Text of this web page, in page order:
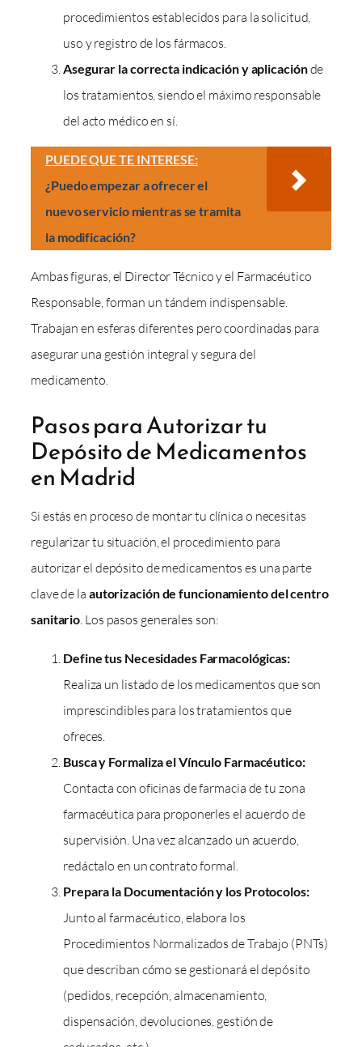
procedimientos establecidos para la solicitud,
uso y registro de los fármacos.
Asegurar la correcta indicación y aplicaciónde
los tratamientos, siendo el máximo responsable
del acto médico en sí.
PUEDE QUE TE INTERESE:
¿Puedo empezar a ofrecer el
nuevo servicio mientras se tramita
la modificación?
Ambas figuras, el Director Técnico y el Farmacéutico
Responsable, forman un tándem indispensable.
Trabajan en esferas diferentes pero coordinadas para
asegurar una gestión integral y segura del
medicamento.
Pasos para Autorizar tu
Depósito de Medicamentos
en Madrid
Si estás en proceso de montar tu clínica o necesitas
regularizar tu situación, el procedimiento para
autorizar el depósito de medicamentos es una parte
clave de la autorización de funcionamiento del centro
sanitario. Los pasos generales son:
Define tus Necesidades Farmacológicas:
Realiza un listado de los medicamentos que son
imprescindibles para los tratamientos que
ofreces.
Busca y Formaliza el Vínculo Farmacéutico:
Contacta con oficinas de farmacia de tu zona
farmacéutica para proponerles el acuerdo de
supervisión. Una vez alcanzado un acuerdo,
redáctalo en un contrato formal.
Prepara la Documentación y los Protocolos:
Junto al farmacéutico, elabora los
Procedimientos Normalizados de Trabajo (PNTs)
que describan cómo se gestionará el depósito
(pedidos, recepción, almacenamiento,
dispensación, devoluciones, gestión de